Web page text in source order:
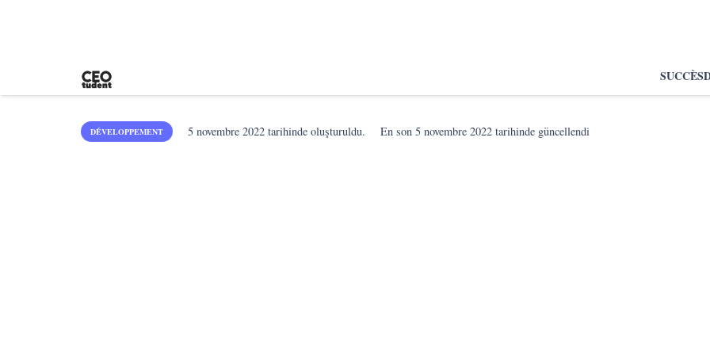
SUCCÈS
DÉVELOPPEMENT 5 novembre 2022 tarihinde oluşturuldu. En son5 novembre 2022 tarihinde güncellendi